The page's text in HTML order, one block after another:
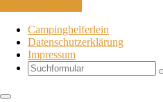
Campinghelferlein
Datenschutzerklärung
Impressum